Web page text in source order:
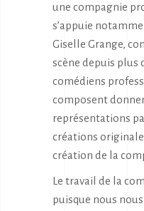
une compagnie
s’appuie
Giselle Grange,
scène depuis plus
comédiens
composent
représentations
créations
création de la
Le travail de la
puisque nous